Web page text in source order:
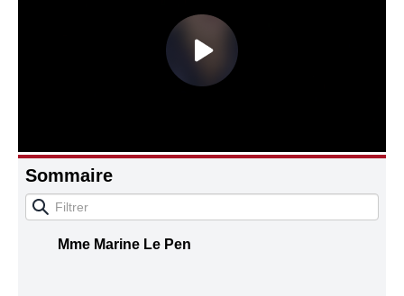
Sommaire
Mme Marine Le Pen